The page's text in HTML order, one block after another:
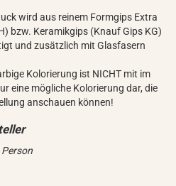
wird aus reinem Formgips Extra
bzw. Keramikgips (Knauf Gips KG)
und zusätzlich mit Glasfasern
Kolorierung ist NICHT mit im
eine mögliche Kolorierung dar, die
anschauen können!